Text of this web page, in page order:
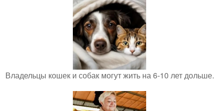
Владельцы кошек и собак могут жить на 6-10 лет дольше.